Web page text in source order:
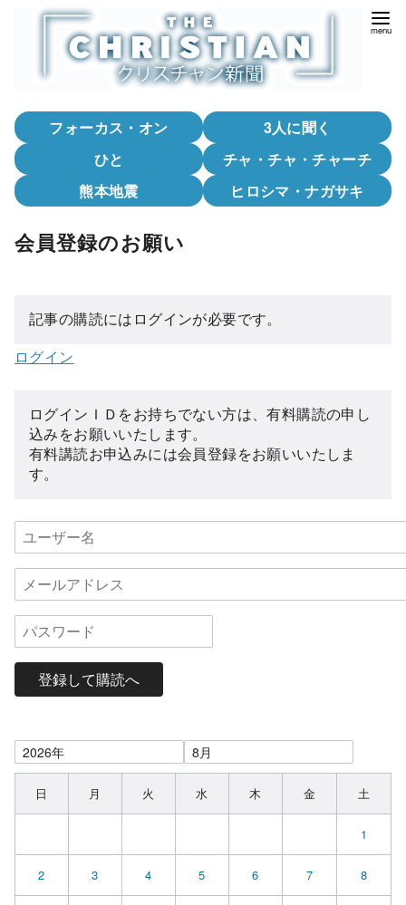
フォーカス・オン
3人に聞く
ひと
チャ・チャ・チャーチ
熊本地震
ヒロシマ・ナガサキ
会員登録のお願い
記事の購読にはログインが必要です。
ログイン
ログインＩＤをお持ちでない方は、有料購読の申し
込みをお願いいたします。
有料講読お申込みには会員登録をお願いいたしま
す。
登録して購読へ
日 月 火 水 木 金 土
1
2 3 4 5 6 7 8